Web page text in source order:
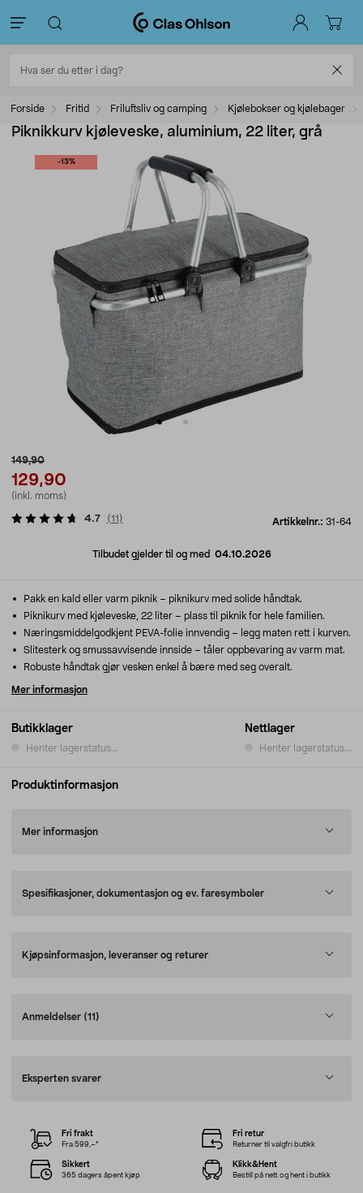
Forside Fritid Friluftsliv og camping Kjølebokser og kjølebager
Piknikkurv kjøleveske, aluminium, 22 liter, grå
-13%
149,90
129,90
(inkl. moms)
Artikkelnr.: 31-64
4.7 (11 )
Tilbudet gjelder til og med 04.10.2026
Butikklager
Henter lagerstatus...
Nettlager
Henter lagerstatus...
Pakk en kald eller varm piknik – piknikurv med solide håndtak.
Piknikurv med kjøleveske, 22 liter – plass til piknik for hele familien.
Næringsmiddelgodkjent PEVA-folie innvendig – legg maten rett i kurven.
Slitesterk og smussavvisende innside – tåler oppbevaring av varm mat.
Robuste håndtak gjør vesken enkel å bære med seg overalt.
Mer informasjon
Produktinformasjon
Mer informasjon
Spesifikasjoner, dokumentasjon og ev. faresymboler
Kjøpsinformasjon, leveranser og returer
Anmeldelser (11)
Eksperten svarer
Fri frakt
Fra 599,–*
Fri retur
Returner til valgfri butikk
Sikkert
365 dagers åpent kjøp
Klikk&Hent
Bestill på nett og hent i butikk